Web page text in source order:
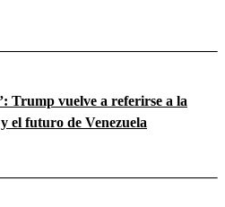
Trump vuelve a referirse a la
el futuro de Venezuela